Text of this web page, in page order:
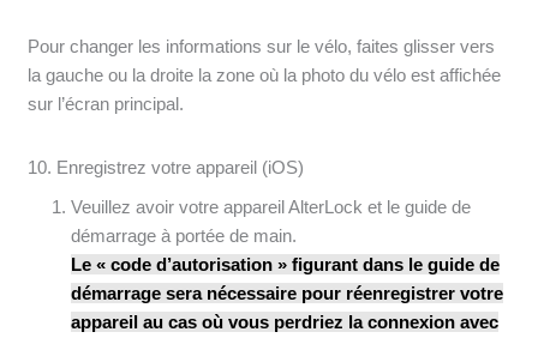
Pour changer les informations sur le vélo, faites glisser vers
la gauche ou la droite la zone où la photo du vélo est affichée
sur l’écran principal.
10. Enregistrez votre appareil (iOS)
Veuillez avoir votre appareil AlterLock et le guide de
démarrage à portée de main.
Le « code d’autorisation » figurant dans le guide de
démarrage sera nécessaire pour réenregistrer votre
appareil au cas où vous perdriez la connexion avec